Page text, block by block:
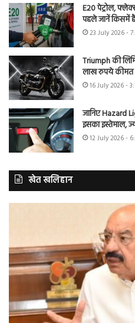
E20 पेट्रोल,
पहले जानें किसमें
23 July 2026 -
Triumph की
लाख रुपये कीमत
16 July 2026 -
जानिए Hazard
इसका इस्तेमाल,
12 July 2026 -
खेत खलिहान